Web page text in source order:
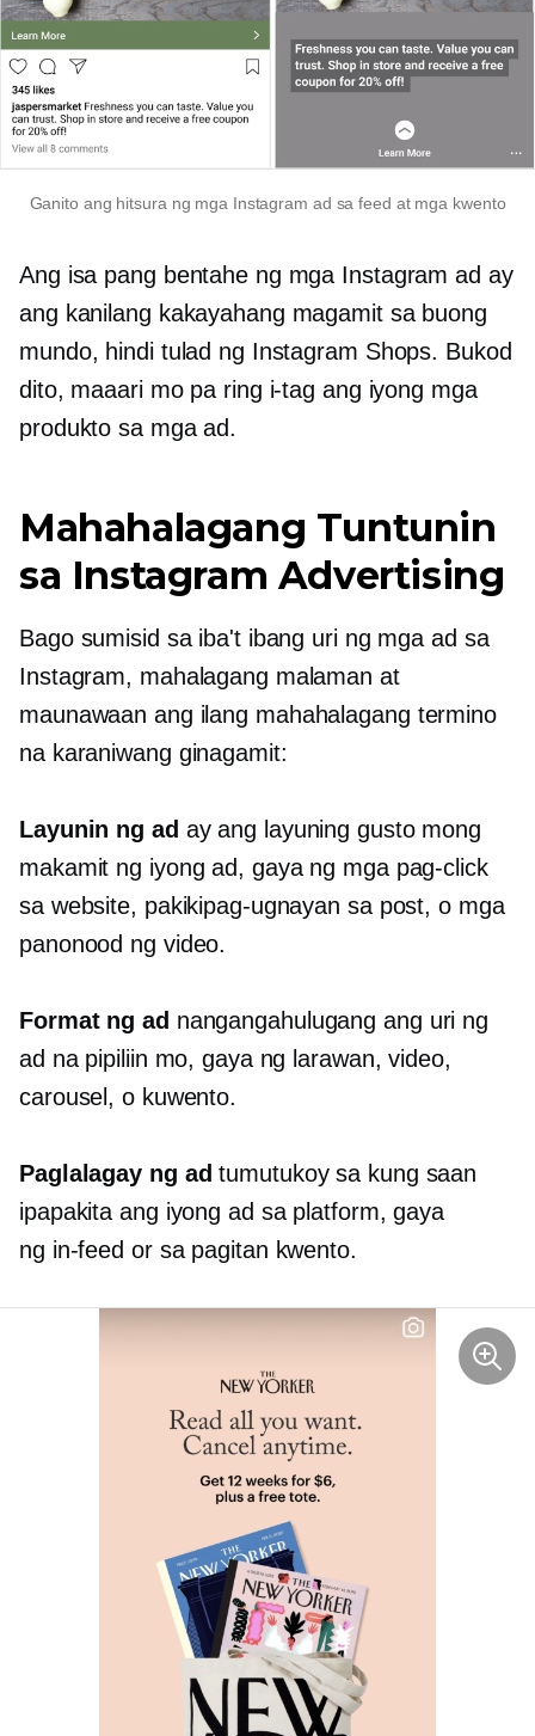
Ganito ang hitsura ng mga Instagram ad sa feed at mga kwento
Ang isa pang bentahe ng mga Instagram ad ay
ang kanilang kakayahang magamit sa buong
mundo, hindi tulad ng Instagram Shops. Bukod
dito, maaari mo pa ring i-tag ang iyong mga
produkto sa mga ad.
Mahahalagang Tuntunin
sa Instagram Advertising
Bago sumisid sa iba't ibang uri ng mga ad sa
Instagram, mahalagang malaman at
maunawaan ang ilang mahahalagang termino
na karaniwang ginagamit:
Layunin ng ad ay ang layuning gusto mong
makamit ng iyong ad, gaya ng mga pag-click
sa website, pakikipag-ugnayan sa post, o mga
panonood ng video.
Format ng ad nangangahulugang ang uri ng
ad na pipiliin mo, gaya ng larawan, video,
carousel, o kuwento.
Paglalagay ng ad tumutukoy sa kung saan
ipapakita ang iyong ad sa platform, gaya
ng in-feed or sa pagitan kwento.